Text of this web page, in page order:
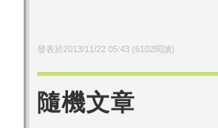
發表於2013/11/22 05:43(6102 閱讀)
隨機文章